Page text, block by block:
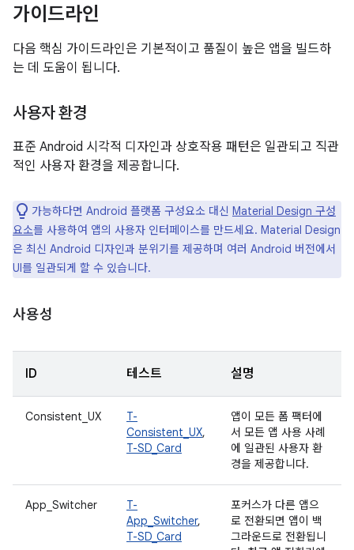
가이드라인
다음 핵심 가이드라인은 기본적이고 품질이 높은 앱을 빌드하
는 데 도움이 됩니다.
사용자 환경
표준 Android 시각적 디자인과 상호작용 패턴은 일관되고 직관
적인 사용자 환경을 제공합니다.
가능하다면 Android 플랫폼 구성요소 대신 Material Design 구성
요소를 사용하여 앱의 사용자 인터페이스를 만드세요. Material Design
은 최신 Android 디자인과 분위기를 제공하며 여러 Android 버전에서
UI를 일관되게 할 수 있습니다.
사용성
ID 테스트 설명
Consistent_UX
T-
Consistent_UX,
T-SD_Card
앱이 모든 폼 팩터에
서 모든 앱 사용 사례
에 일관된 사용자 환
경을 제공합니다.
App_Switcher
T-
App_Switcher,
T-SD_Card
포커스가 다른 앱으
로 전환되면 앱이 백
그라운드로 전환됩니